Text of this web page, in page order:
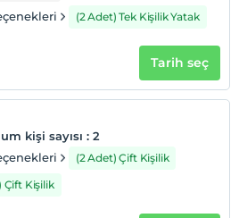
(2 Adet) Tek Kişilik Yatak
Tarih seç
kişi sayısı : 2
(2 Adet) Çift Kişilik
Çift Kişilik